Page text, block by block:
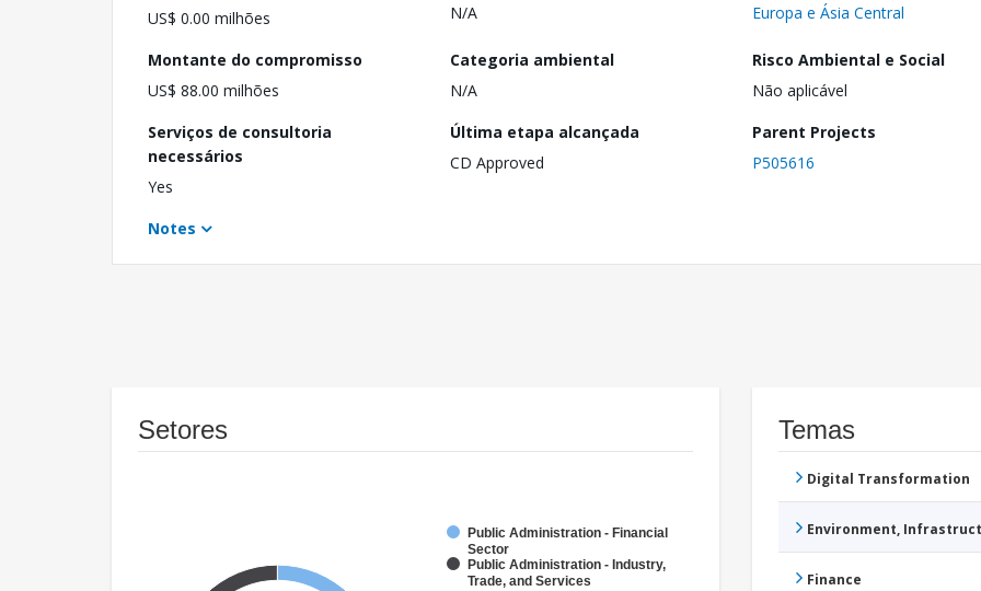
US$ 0.00 milhões
N/A
Europa e Ásia Central
Montante do compromisso
US$ 88.00 milhões
Categoria ambiental
N/A
Risco Ambiental e Social
Não aplicável
Serviços de consultoria
necessários
Yes
Última etapa alcançada
CD Approved
Parent Projects
P505616
Notes
Setores
Public Administration - Financial
Sector
Public Administration - Industry,
Trade, and Services
Temas
Digital Transformation
Environment,
Finance